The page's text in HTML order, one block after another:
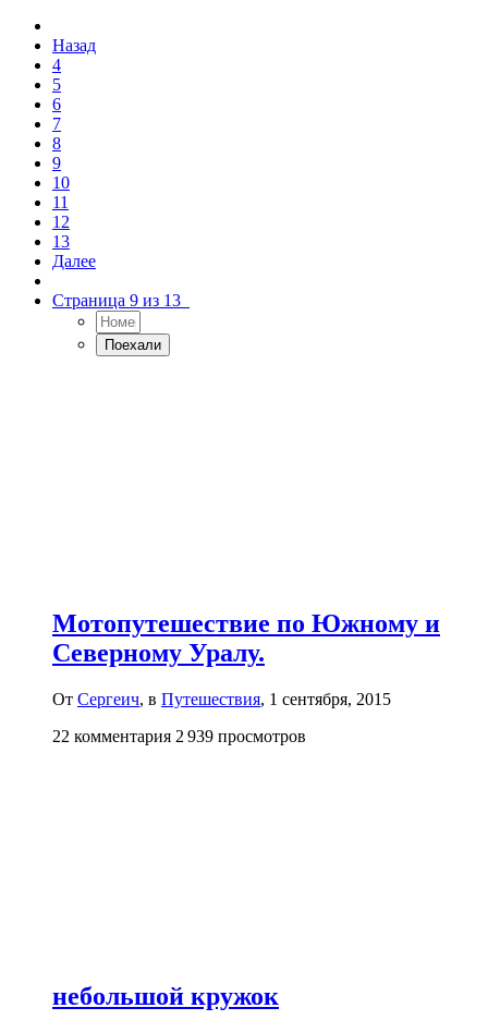
Назад
4
5
6
7
8
9
10
11
12
13
Далее
Страница 9 из 13
Мотопутешествие по Южному и
Северному Уралу.
От Сергеич, в Путешествия, 1 сентября, 2015
22 комментария 2 939 просмотров
небольшой кружок